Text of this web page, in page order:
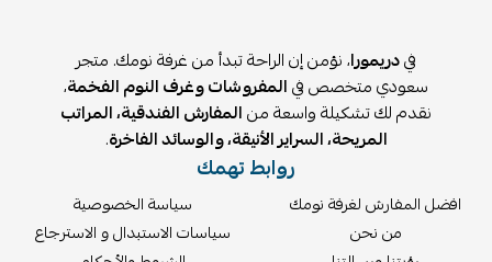
نعم، بفضل تصميمها العملي وارتفاعها المدروس، تعتبر خياراً
مثالياً ومرناً يصلح لكافة غرف المنزل، حيث تجمع بين الجودة
العالية والتكلفة التي تناسب مختلف احتياجاتك المنزلية.
انعمي براحة فائقة باختيارمرتبة فوممميزة من dreamorasa
لتحويل تجربة نومك إلى متعة حقيقية كل ليلة.
فيدريمورا، نؤمن إن الراحة تبدأ من غرفة نومك. متجر
سعودي متخصص فيالمفروشات وغرف النوم الفخمة،
نقدم لك تشكيلة واسعة منالمفارش الفندقية، المراتب
المريحة، السراير الأنيقة، والوسائد الفاخرة.
روابط تهمك
افضل المفارش لغرفة نومك
من نحن
سياسة الخصوصية
سياسات الاستبدال و الاسترجاع